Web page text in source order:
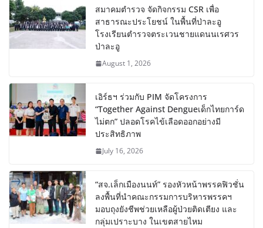
สมาคมตำรวจ จัดกิจกรรม CSR เพื่อ
สาธารณะประโยชน์ ในพื้นที่ป่าละอู
โรงเรียนตำรวจตระเวนชายแดนนเรศวร
ป่าละอู
August 1, 2026
เอิร์ธฯ ร่วมกับ PIM จัดโครงการ
“Together Against Dengueเด็กไทยการ์ด
ไม่ตก” ปลอดโรคไข้เลือดออกอย่างมี
ประสิทธิภาพ
July 16, 2026
“สจ.เล็กเมืองนนท์” รองหัวหน้าพรรคฟิวชั่น
ลงพื้นที่นำคณะกรรมการบริหารพรรคฯ
มอบถุงยังชีพช่วยเหลือผู้ป่วยติดเตียง และ
กลุ่มเปราะบาง ในเขตสายไหม